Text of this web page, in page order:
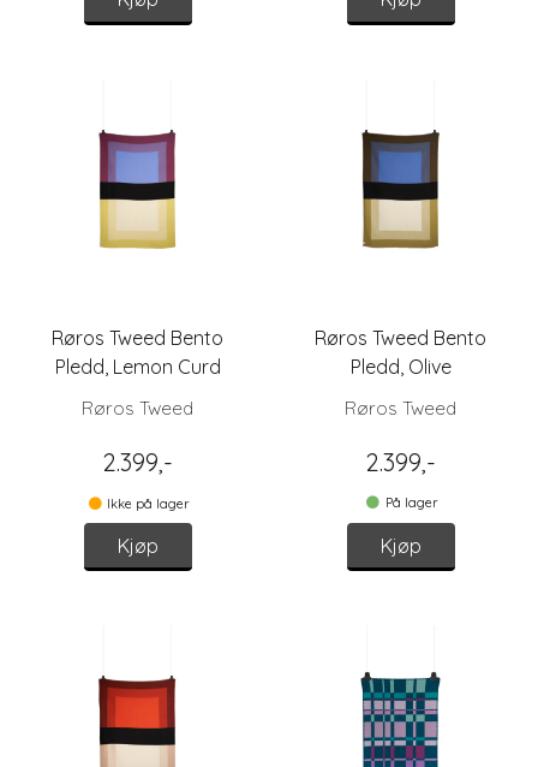
Røros Tweed Bento
Pledd, Lemon Curd
Røros Tweed
2.399,-
Ikke på lager
Kjøp
Røros Tweed Bento
Pledd, Olive
Røros Tweed
2.399,-
På lager
Kjøp